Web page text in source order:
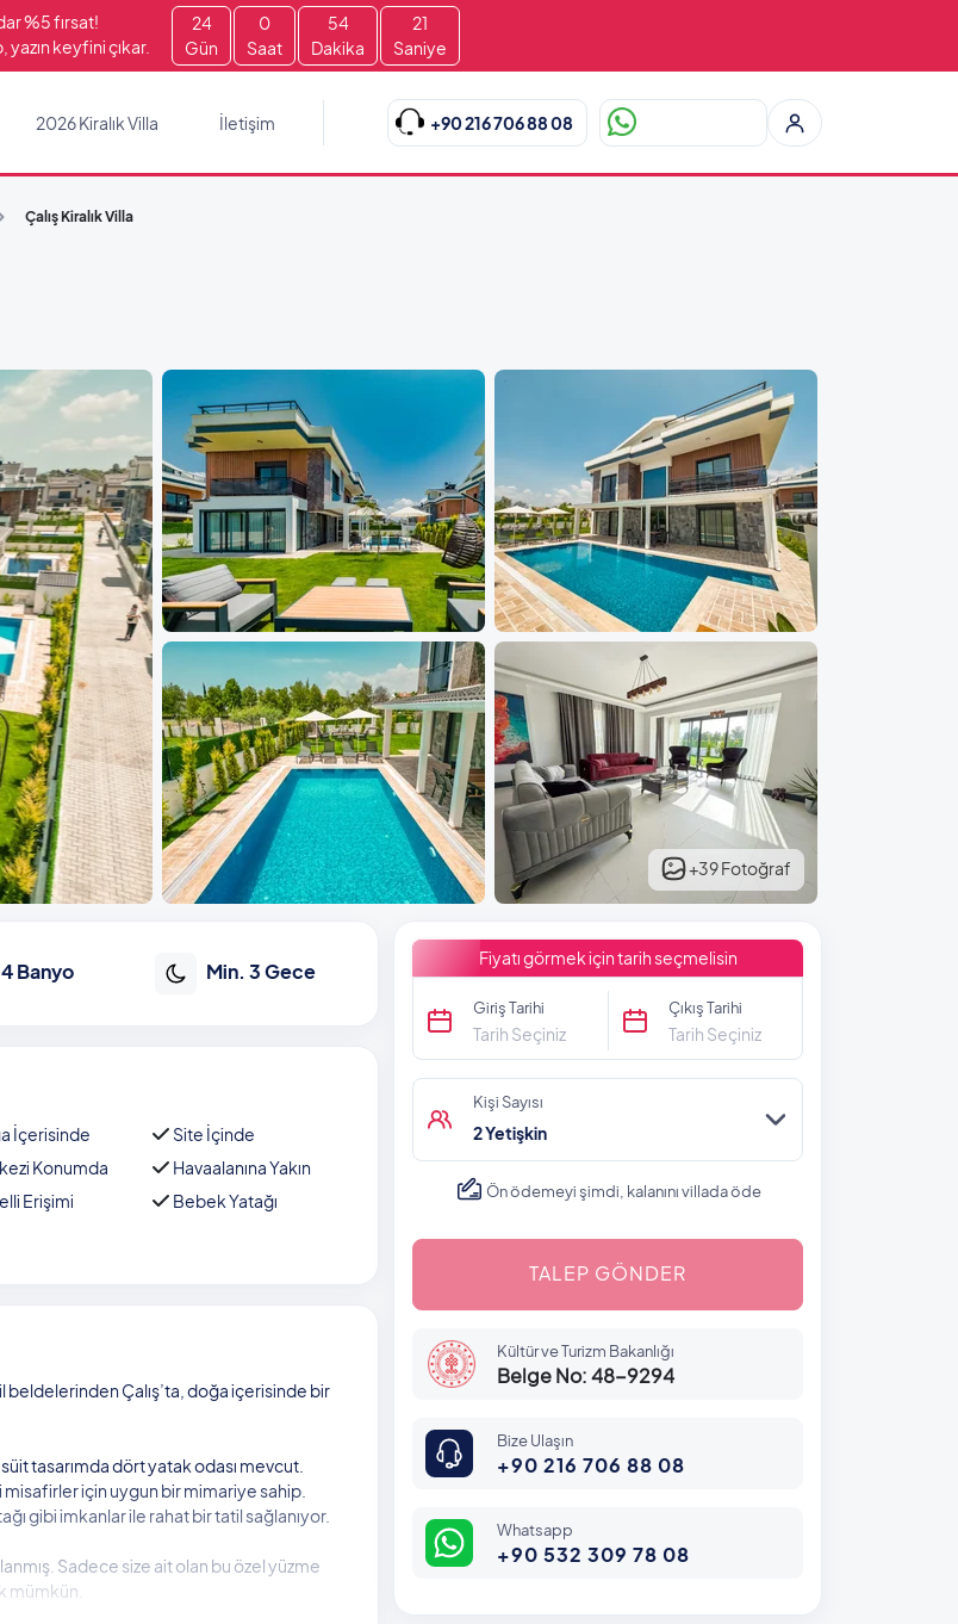
%5 fırsat!
keyfini çıkar.
24
Gün
0
Saat
54
Dakika
20
Saniye
2026 Kiralık Villa İletişim +90 216 706 88 08
Çalış Kiralık Villa
+39 Fotoğraf
4 Banyo Min. 3 Gece
İçerisinde
Site İçinde
Konumda
Havaalanına Yakın
Erişimi
Bebek Yatağı
beldelerinden Çalış’ta, doğa içerisinde bir
tasarımda dört yatak odası mevcut.
için uygun bir mimariye sahip.
gibi imkanlar ile rahat bir tatil sağlanıyor.
Sadece size ait olan bu özel yüzme
mümkün.
Fiyatı görmek için tarih seçmelisin
Giriş Tarihi
Tarih Seçiniz
Çıkış Tarihi
Tarih Seçiniz
Kişi Sayısı
2 Yetişkin
Ön ödemeyi şimdi, kalanını villada öde
TALEP GÖNDER
Kültür ve Turizm Bakanlığı
Belge No: 48-9294
Bize Ulaşın
+90 216 706 88 08
Whatsapp
+90 532 309 78 08